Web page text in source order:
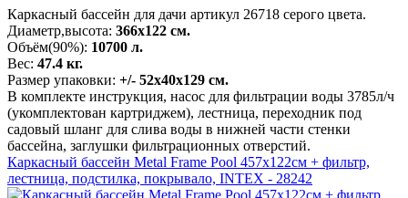
Каркасный бассейн для дачи артикул 26718 серого цвета.
Диаметр,высота: 366х122 см.
Объём(90%): 10700 л.
Вес: 47.4 кг.
Размер упаковки: +/- 52х40х129 см.
В комплекте инструкция, насос для фильтрации воды 3785л/ч
(укомплектован картриджем), лестница, переходник под
садовый шланг для слива воды в нижней части стенки
бассейна, заглушки фильтрационных отверстий.
Каркасный бассейн Metal Frame Pool 457х122см + фильтр,
лестница, подстилка, покрывало, INTEX - 28242